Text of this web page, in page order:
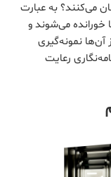
می‌کنند؟ به عبارت
خورانده می‌شوند و
نمونه‌گیری
رعایت